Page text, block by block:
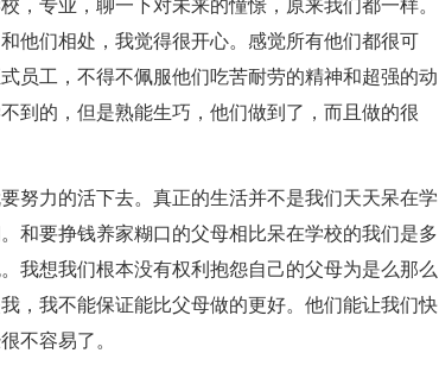
，专业，聊一下对未来的憧憬，原来我们都一样。
他们相处，我觉得很开心。感觉所有他们都很可
员工，不得不佩服他们吃苦耐劳的精神和超强的动
到的，但是熟能生巧，他们做到了，而且做的很
努力的活下去。真正的生活并不是我们天天呆在学
和要挣钱养家糊口的父母相比呆在学校的我们是多
我想我们根本没有权利抱怨自己的父母为是么那么
，我不能保证能比父母做的更好。他们能让我们快
不容易了。